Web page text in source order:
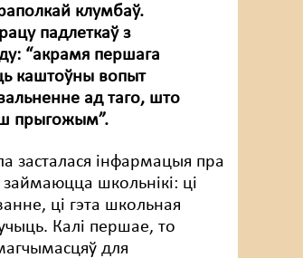
клумбаў.
падлеткаў з
“акрамя першага
каштоўны вопыт
ад таго, што
прыгожым”.
засталася інфармацыя пра
школьнікі: ці
ці гэта школьная
Калі першае, то
для